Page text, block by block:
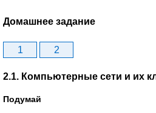
Домашнее задание
1 2
2.1. Компьютерные сети и их
Подумай